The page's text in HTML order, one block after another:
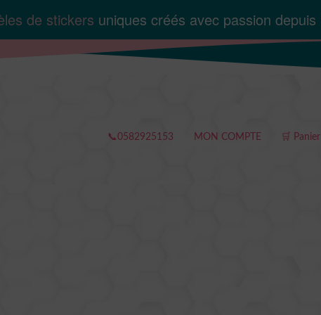
de stickers uniques créés avec passion depuis
📞0582925153 MON COMPTE 🛒 Panier